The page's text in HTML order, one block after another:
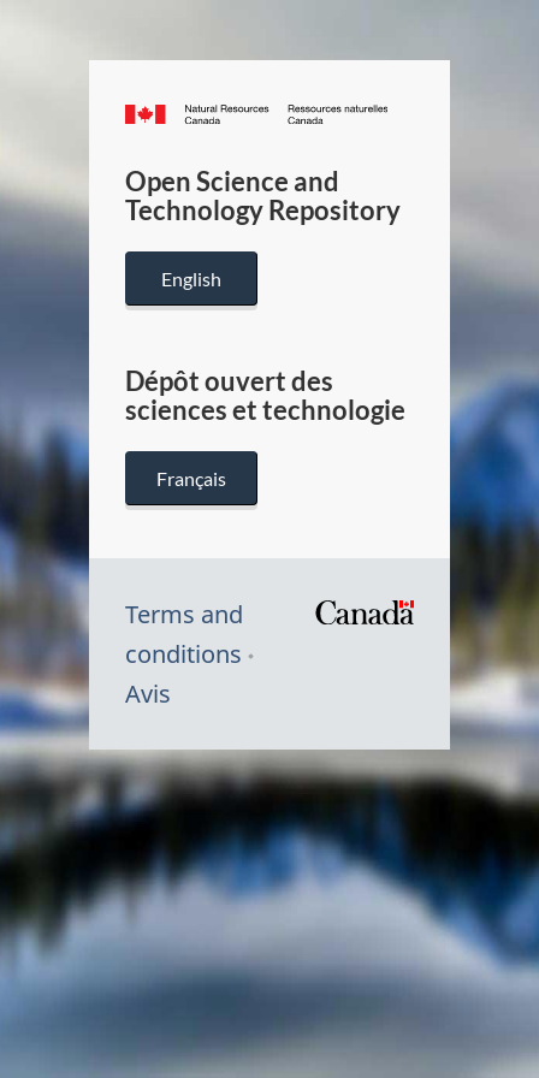
Canada.ca
/
Canada
Open Science and
Technology Repository
English
Dépôt ouvert des
sciences et technologie
Français
Terms and
conditions
Avis
Symbole
du
Canada